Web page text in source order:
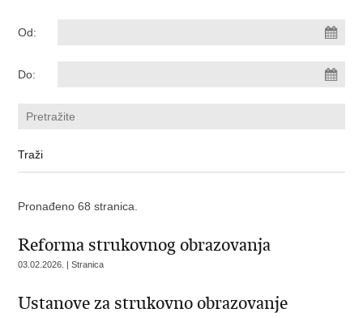
Od:
Do:
Pronađeno 68 stranica.
Reforma strukovnog obrazovanja
03.02.2026. | Stranica
Ustanove za strukovno obrazovanje